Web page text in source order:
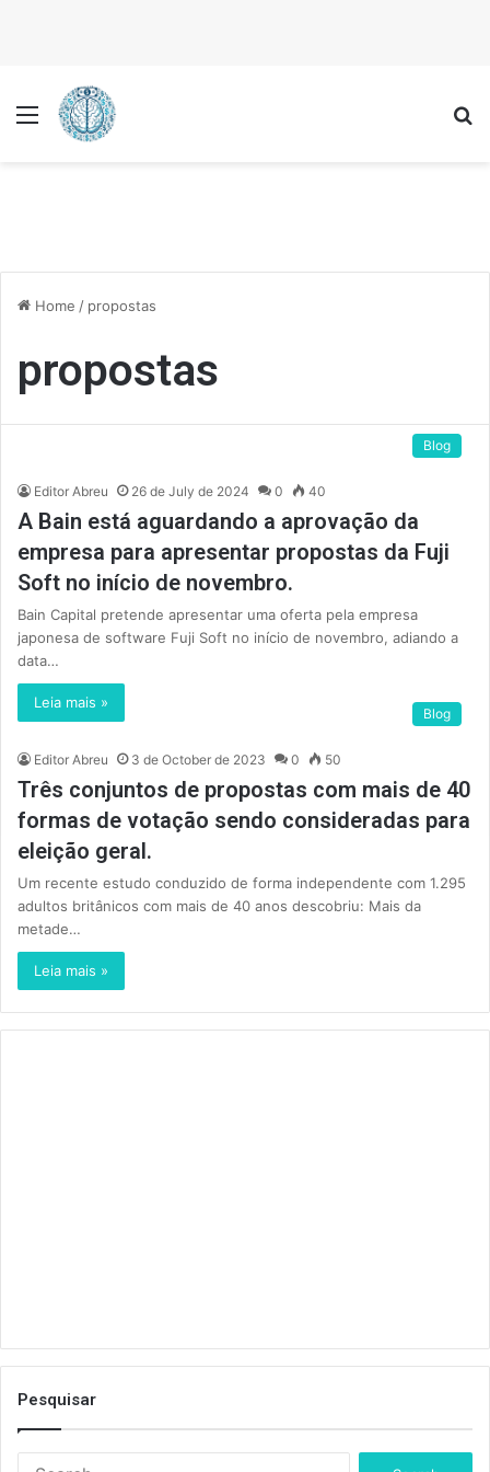
Menu
Home / propostas
propostas
Blog
Editor Abreu 26 de July de 2024 0 40
A Bain está aguardando a aprovação da
empresa para apresentar propostas da Fuji
Soft no início de novembro.
Bain Capital pretende apresentar uma oferta pela empresa
japonesa de software Fuji Soft no início de novembro, adiando a
data…
Leia mais »
Blog
Editor Abreu 3 de October de 2023 0 50
Três conjuntos de propostas com mais de 40
formas de votação sendo consideradas para
eleição geral.
Um recente estudo conduzido de forma independente com 1.295
adultos britânicos com mais de 40 anos descobriu: Mais da
metade…
Leia mais »
Pesquisar